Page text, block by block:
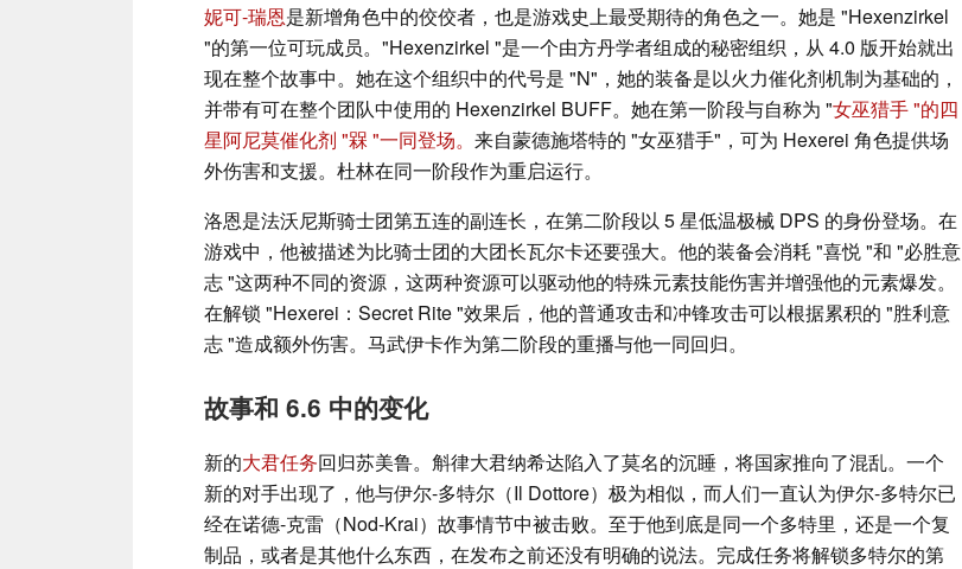
妮可-瑞恩是新增角色中的佼佼者，也是游戏史上最受期待的角色之一。她是 "Hexenzirkel
"的第一位可玩成员。"Hexenzirkel "是一个由方丹学者组成的秘密组织，从 4.0 版开始就出
现在整个故事中。她在这个组织中的代号是 "N"，她的装备是以火力催化剂机制为基础的，
并带有可在整个团队中使用的 Hexenzirkel BUFF。她在第一阶段与自称为 "女巫猎手 "的四
星阿尼莫催化剂 "槑 "一同登场。 来自蒙德施塔特的 "女巫猎手"，可为 Hexerei 角色提供场
外伤害和支援。杜林在同一阶段作为重启运行。
洛恩是法沃尼斯骑士团第五连的副连长，在第二阶段以 5 星低温极械 DPS 的身份登场。在
游戏中，他被描述为比骑士团的大团长瓦尔卡还要强大。他的装备会消耗 "喜悦 "和 "必胜意
志 "这两种不同的资源，这两种资源可以驱动他的特殊元素技能伤害并增强他的元素爆发。
在解锁 "Hexerei：Secret Rite "效果后，他的普通攻击和冲锋攻击可以根据累积的 "胜利意
志 "造成额外伤害。马武伊卡作为第二阶段的重播与他一同回归。
故事和 6.6 中的变化
新的大君任务回归苏美鲁。斛律大君纳希达陷入了莫名的沉睡，将国家推向了混乱。一个
新的对手出现了，他与伊尔-多特尔（Il Dottore）极为相似，而人们一直认为伊尔-多特尔已
经在诺德-克雷（Nod-Krai）故事情节中被击败。至于他到底是同一个多特里，还是一个复
制品，或者是其他什么东西，在发布之前还没有明确的说法。完成任务将解锁多特尔的第